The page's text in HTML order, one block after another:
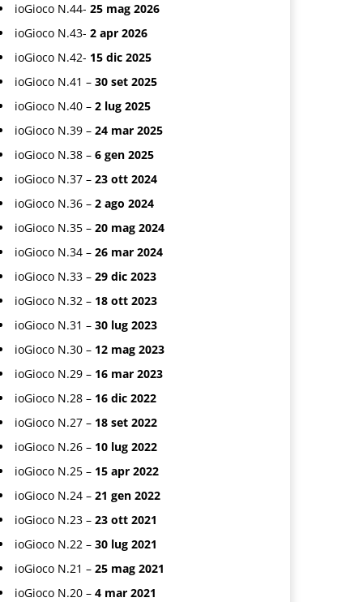
ioGioco N.44- 25 mag 2026
ioGioco N.43- 2 apr 2026
ioGioco N.42- 15 dic 2025
ioGioco N.41 – 30 set 2025
ioGioco N.40 – 2 lug 2025
ioGioco N.39 – 24 mar 2025
ioGioco N.38 – 6 gen 2025
ioGioco N.37 – 23 ott 2024
ioGioco N.36 – 2 ago 2024
ioGioco N.35 – 20 mag 2024
ioGioco N.34 – 26 mar 2024
ioGioco N.33 – 29 dic 2023
ioGioco N.32 – 18 ott 2023
ioGioco N.31 – 30 lug 2023
ioGioco N.30 – 12 mag 2023
ioGioco N.29 – 16 mar 2023
ioGioco N.28 – 16 dic 2022
ioGioco N.27 – 18 set 2022
ioGioco N.26 – 10 lug 2022
ioGioco N.25 – 15 apr 2022
ioGioco N.24 – 21 gen 2022
ioGioco N.23 – 23 ott 2021
ioGioco N.22 – 30 lug 2021
ioGioco N.21 – 25 mag 2021
ioGioco N.20 – 4 mar 2021